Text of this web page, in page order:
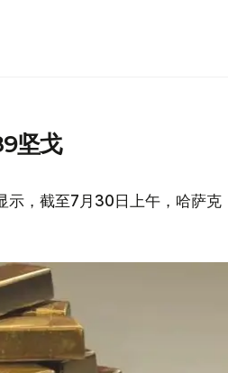
坚戈
示，截至7月30日上午，哈萨克